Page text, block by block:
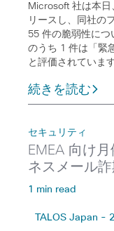
Microsoft 社は本日
リースし、同社の
55 件の脆弱性につ
のうち 1 件は「緊
と評価されています
続きを読む
セキュリティ
EMEA 向け
ネスメール詐
1 min read
TALOS Japan -